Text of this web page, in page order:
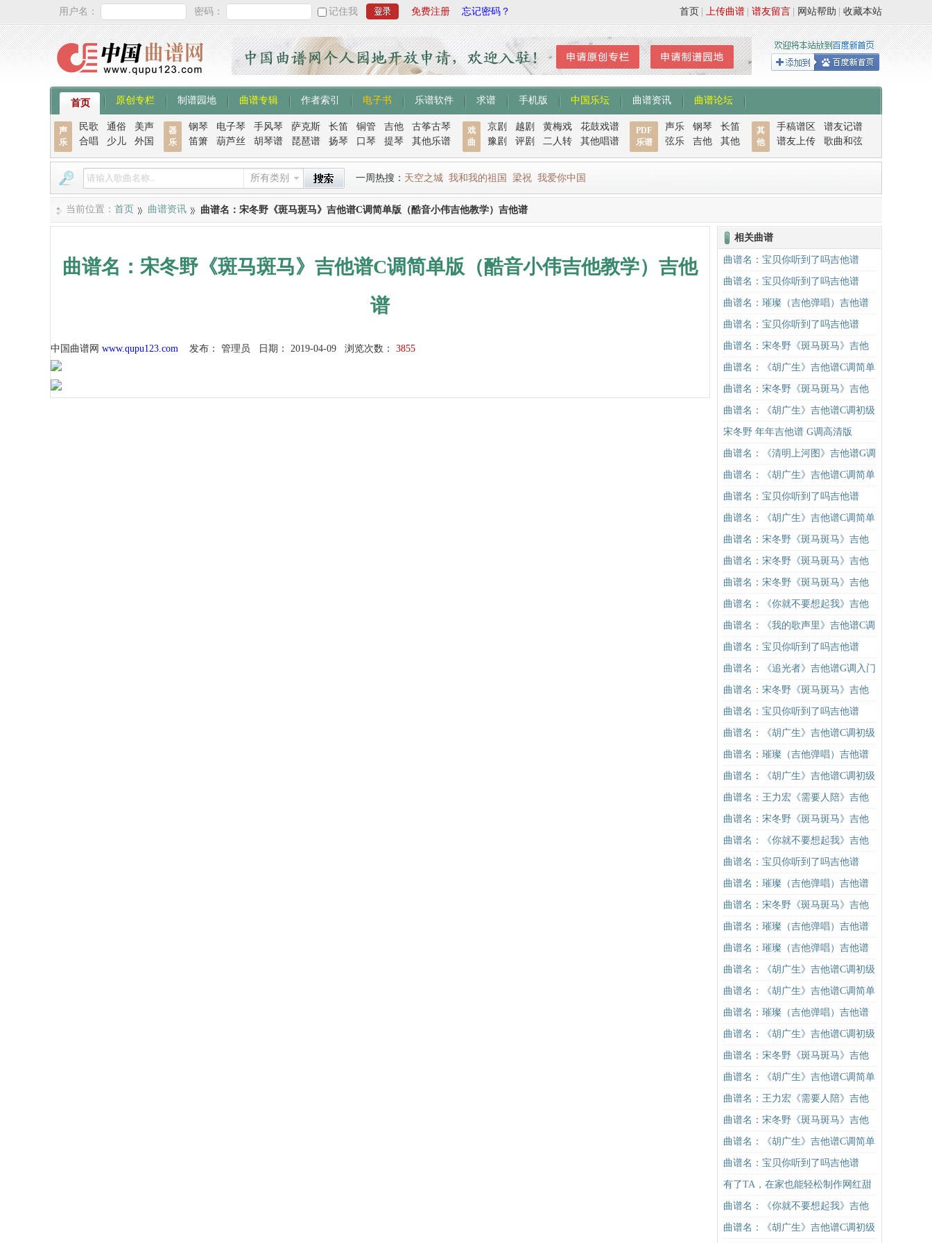
用户名： 密码： 记住我 免费注册 忘记密码？ 收藏本站
网站帮助
谱友留言
上传曲谱
首页
首页 原创专栏 制谱园地 曲谱专辑 作者索引 电子书 乐谱软件 求谱 手机版 中国乐坛 曲谱资讯 曲谱论坛
声
乐
民歌 通俗
美声
合唱
少儿 外国
器
乐
钢琴 电子琴 手风琴 萨克斯 长笛 铜管 吉他
古筝古琴
笛箫
葫芦丝 胡琴谱 琵琶谱 扬琴 口琴 提琴 其他乐谱
戏
曲
京剧 越剧 黄梅戏
花鼓戏谱
豫剧
评剧 二人转 其他唱谱
PDF
乐谱
声乐 钢琴
长笛
弦乐
吉他 其他
其
他
手稿谱区
谱友记谱
谱友上传
歌曲和弦
所有类别 一周热搜： 天空之城 我和我的祖国 梁祝 我爱你中国
当前位置： 首页 曲谱资讯 曲谱名：宋冬野《斑马斑马》吉他谱C调简单版（酷音小伟吉他教学）吉他谱
曲谱名：宋冬野《斑马斑马》吉他谱C调简单版（酷音小伟吉他教学）吉他
谱
中国曲谱网 www.qupu123.com 发布： 管理员 日期： 2019-04-09 浏览次数： 3855
相关曲谱
曲谱名：宝贝你听到了吗吉他谱
曲谱名：宝贝你听到了吗吉他谱
曲谱名：璀璨（吉他弹唱）吉他谱
曲谱名：宝贝你听到了吗吉他谱
曲谱名：宋冬野《斑马斑马》吉他
谱G调初级进阶版（酷音小伟吉他教
学）吉他谱
曲谱名：《胡广生》吉他谱C调简单
版（酷音小伟吉他弹唱教学）吉他
谱
曲谱名：宋冬野《斑马斑马》吉他
谱C调简单版（酷音小伟吉他教学）
吉他谱
曲谱名：《胡广生》吉他谱C调初级
进阶版（酷音小伟吉他弹唱教学）
吉他谱
宋冬野 年年吉他谱 G调高清版
曲谱名：《清明上河图》吉他谱G调
入门版 抖音热曲 高音教编配吉他谱
曲谱名：《胡广生》吉他谱C调简单
版（酷音小伟吉他弹唱教学）吉他
谱
曲谱名：宝贝你听到了吗吉他谱
曲谱名：《胡广生》吉他谱C调简单
版（酷音小伟吉他弹唱教学）吉他
谱
曲谱名：宋冬野《斑马斑马》吉他
谱C调简单版（酷音小伟吉他教学）
吉他谱
曲谱名：宋冬野《斑马斑马》吉他
谱C调简单版（酷音小伟吉他教学）
吉他谱
曲谱名：宋冬野《斑马斑马》吉他
谱C调简单版（酷音小伟吉他教学）
吉他谱
曲谱名：《你就不要想起我》吉他
谱C调简单版吉他谱
曲谱名：《我的歌声里》吉他谱C调
精华版 曲婉婷 高音教编配吉他谱
曲谱名：宝贝你听到了吗吉他谱
曲谱名：《追光者》吉他谱G调入门
版 岑宁儿 高音教编配吉他谱
曲谱名：宋冬野《斑马斑马》吉他
谱C调简单版（酷音小伟吉他教学）
吉他谱
曲谱名：宝贝你听到了吗吉他谱
曲谱名：《胡广生》吉他谱C调初级
进阶版（酷音小伟吉他弹唱教学）
吉他谱
曲谱名：璀璨（吉他弹唱）吉他谱
曲谱名：《胡广生》吉他谱C调初级
进阶版（酷音小伟吉他弹唱教学）
吉他谱
曲谱名：王力宏《需要人陪》吉他
谱C调原版（酷音小伟吉他教学）吉
他谱
曲谱名：宋冬野《斑马斑马》吉他
谱G调初级进阶版（酷音小伟吉他教
学）吉他谱
曲谱名：《你就不要想起我》吉他
谱C调简单版吉他谱
曲谱名：宝贝你听到了吗吉他谱
曲谱名：璀璨（吉他弹唱）吉他谱
曲谱名：宋冬野《斑马斑马》吉他
谱G调初级进阶版（酷音小伟吉他教
学）吉他谱
曲谱名：璀璨（吉他弹唱）吉他谱
曲谱名：璀璨（吉他弹唱）吉他谱
曲谱名：《胡广生》吉他谱C调初级
进阶版（酷音小伟吉他弹唱教学）
吉他谱
曲谱名：《胡广生》吉他谱C调简单
版（酷音小伟吉他弹唱教学）吉他
谱
曲谱名：璀璨（吉他弹唱）吉他谱
曲谱名：《胡广生》吉他谱C调初级
进阶版（酷音小伟吉他弹唱教学）
吉他谱
曲谱名：宋冬野《斑马斑马》吉他
谱G调初级进阶版（酷音小伟吉他教
学）吉他谱
曲谱名：《胡广生》吉他谱C调简单
版（酷音小伟吉他弹唱教学）吉他
谱
曲谱名：王力宏《需要人陪》吉他
谱C调原版（酷音小伟吉他教学）吉
他谱
曲谱名：宋冬野《斑马斑马》吉他
谱G调初级进阶版（酷音小伟吉他教
学）吉他谱
曲谱名：《胡广生》吉他谱C调简单
版（酷音小伟吉他弹唱教学）吉他
谱
曲谱名：宝贝你听到了吗吉他谱
有了TA，在家也能轻松制作网红甜
品！
曲谱名：《你就不要想起我》吉他
谱C调简单版吉他谱
曲谱名：《胡广生》吉他谱C调初级